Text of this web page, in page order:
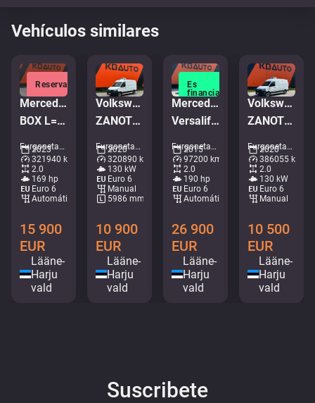
Vehículos similares
Reservado
Mercedes-Benz Sprinter 317 CDI
BOX L=4283 mm
Furgonetas - Caja • M529-3521
2023
321940 km
2.0
169 hp
Euro 6
Automático
15 900
EUR
Lääne-
Harju
vald
Volkswagen Crafter 4x2
ZANOTTI ZERO
Furgonetas - Transporte refrigerado/congelador • M215-6888
2020
320890 km
130 kW
Euro 6
Manual
5986 mm
10 900
EUR
Lääne-
Harju
vald
Es
financiable
Mercedes-Benz Sprinter 519 CDI 4x4
Versalift ETM-38-145-F
Furgonetas - Plataforma aérea • M372-4994
2015
97200 km
2.0
190 hp
Euro 6
Automático
26 900
EUR
Lääne-
Harju
vald
Volkswagen Crafter 4x2
ZANOTTI ZERO
Furgonetas - Transporte refrigerado/congelador • M873-1840
2020
386055 km
2.0
130 kW
Euro 6
Manual
10 500
EUR
Lääne-
Harju
vald
Suscribete